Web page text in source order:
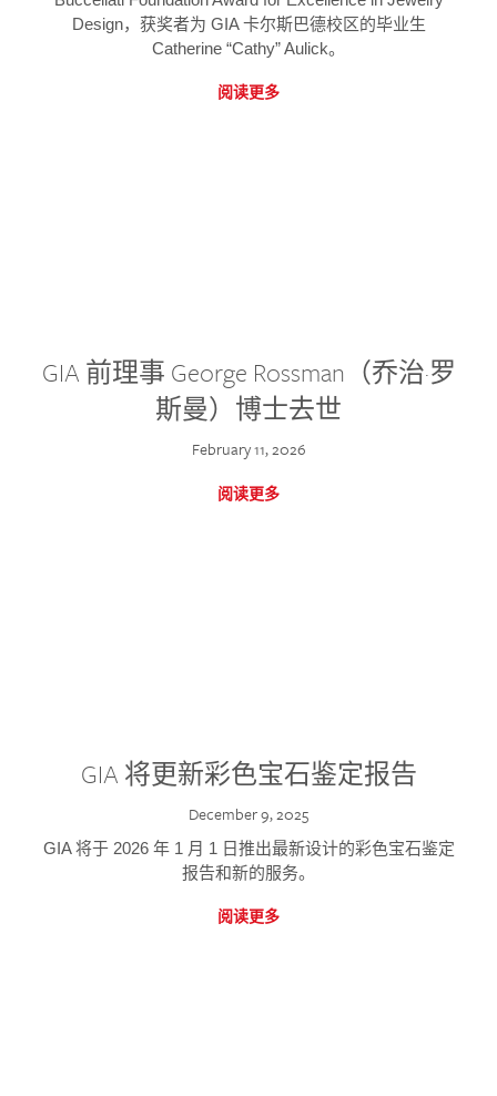
Design，获奖者为 GIA 卡尔斯巴德校区的毕业生
Catherine “Cathy” Aulick。
阅读更多
GIA 前理事 George Rossman（乔治·罗
斯曼）博士去世
February 11, 2026
阅读更多
GIA 将更新彩色宝石鉴定报告
December 9, 2025
GIA 将于 2026 年 1 月 1 日推出最新设计的彩色宝石鉴定
报告和新的服务。
阅读更多